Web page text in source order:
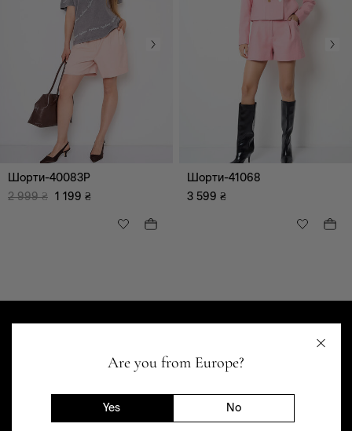
Are you from Europe?
Yes No
Всі
Повсякденний
Відпочинок (дозвілля)
Ультра Модний
Светри, гольфи,
кардігани, худі
Піджаки, жакети,
Шорти-40083P
2 999 ₴ 1 199 ₴
Шорти-41068
3 599 ₴